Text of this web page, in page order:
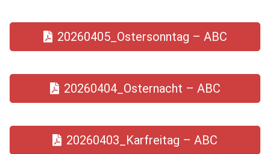
20260405_Ostersonntag – ABC
20260404_Osternacht – ABC
20260403_Karfreitag – ABC